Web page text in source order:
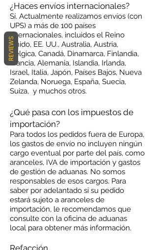
¿Haces envíos internacionales?
Sí. Actualmente realizamos envíos (con
UPS) a más de 100 países
internacionales, incluidos el Reino
Unido, EE. UU., Australia, Austria,
Bélgica, Canadá, Dinamarca, Finlandia,
Francia, Alemania, Islandia, Irlanda,
Israel, Italia, Japón, Países Bajos, Nueva
Zelanda, Noruega, España, Suecia,
Suiza, y muchos otros.
¿Qué pasa con los impuestos de
importación?
Para todos los pedidos fuera de Europa,
los gastos de envío no incluyen ningún
cargo eventual por parte del país, como
aranceles, IVA de importación y gastos
de gestión de aduanas. No somos
responsables de esos cargos. Para
saber por adelantado si su pedido
estará sujeto a aranceles de
importación, le recomendamos que
consulte con la oficina de aduanas
local para obtener más información.
Refacción
REVIEWS